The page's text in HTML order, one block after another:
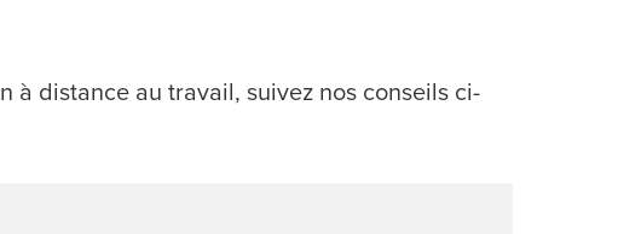
à distance au travail, suivez nos conseils ci-